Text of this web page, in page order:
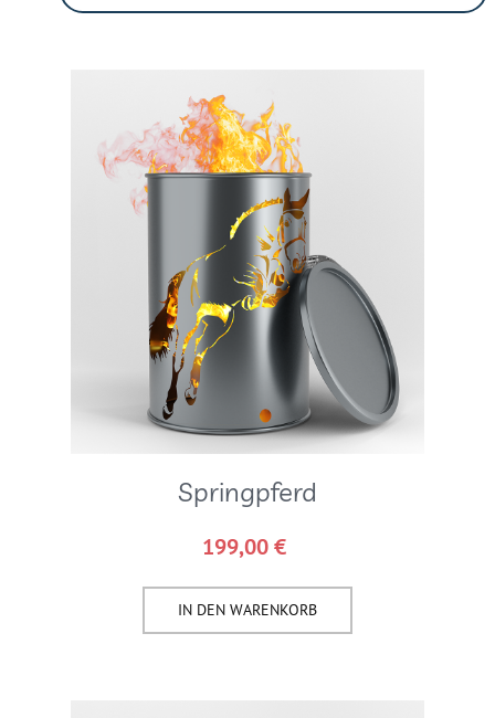
Springpferd
199,00€
IN DEN WARENKORB​